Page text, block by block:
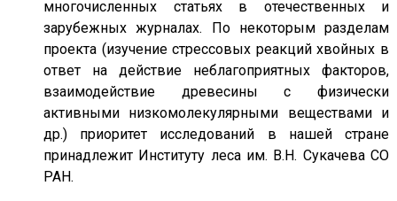
многочисленных статьях в отечественных и
зарубежных журналах. По некоторым разделам
проекта (изучение стрессовых реакций хвойных в
ответ на действие неблагоприятных факторов,
взаимодействие древесины с физически
активными низкомолекулярными веществами и
др.) приоритет исследований в нашей стране
принадлежит Институту леса им. В.Н. Сукачева СО
РАН.